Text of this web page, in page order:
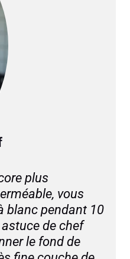
plus
vous
blanc pendant 10
de chef
le fond de